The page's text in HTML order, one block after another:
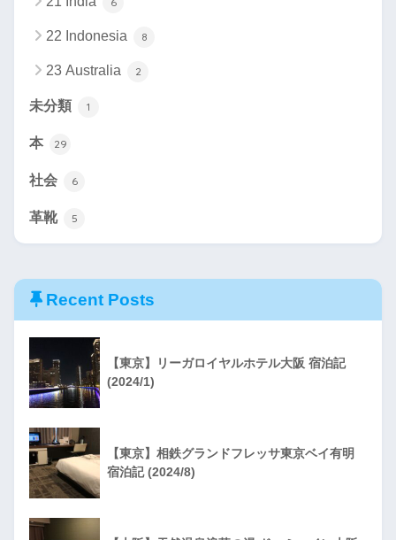
22 Indonesia 8
23 Australia 2
未分類 1
本 29
社会 6
革靴 5
Recent Posts
【東京】リーガロイヤルホテル大阪 宿泊記
(2024/1)
【東京】相鉄グランドフレッサ東京ベイ有明
宿泊記 (2024/8)